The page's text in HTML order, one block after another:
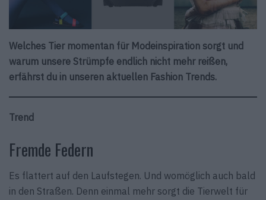
Welches Tier momentan für Modeinspiration sorgt und
warum unsere Strümpfe endlich nicht mehr reißen,
erfährst du in unseren aktuellen Fashion Trends.
Trend
Fremde Federn
Es flattert auf den Laufstegen. Und womöglich auch bald
in den Straßen. Denn einmal mehr sorgt die Tierwelt für